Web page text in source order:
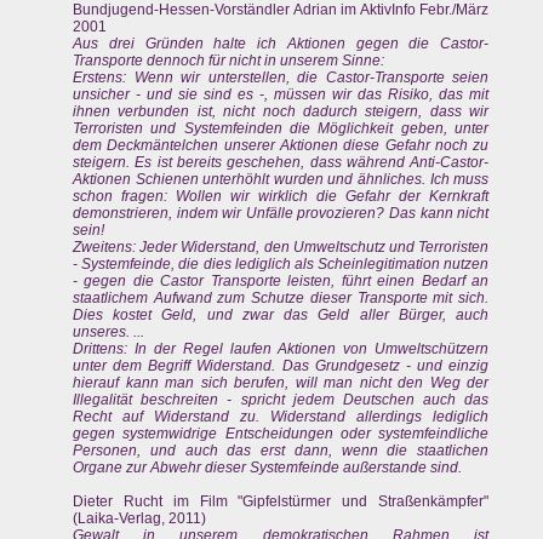
Bundjugend-Hessen-Vorständler Adrian im AktivInfo Febr./März
2001
Aus drei Gründen halte ich Aktionen gegen die Castor-
Transporte dennoch für nicht in unserem Sinne:
Erstens: Wenn wir unterstellen, die Castor-Transporte seien
unsicher - und sie sind es -, müssen wir das Risiko, das mit
ihnen verbunden ist, nicht noch dadurch steigern, dass wir
Terroristen und Systemfeinden die Möglichkeit geben, unter
dem Deckmäntelchen unserer Aktionen diese Gefahr noch zu
steigern. Es ist bereits geschehen, dass während Anti-Castor-
Aktionen Schienen unterhöhlt wurden und ähnliches. Ich muss
schon fragen: Wollen wir wirklich die Gefahr der Kernkraft
demonstrieren, indem wir Unfälle provozieren? Das kann nicht
sein!
Zweitens: Jeder Widerstand, den Umweltschutz und Terroristen
- Systemfeinde, die dies lediglich als Scheinlegitimation nutzen
- gegen die Castor Transporte leisten, führt einen Bedarf an
staatlichem Aufwand zum Schutze dieser Transporte mit sich.
Dies kostet Geld, und zwar das Geld aller Bürger, auch
unseres. ...
Drittens: In der Regel laufen Aktionen von Umweltschützern
unter dem Begriff Widerstand. Das Grundgesetz - und einzig
hierauf kann man sich berufen, will man nicht den Weg der
Illegalität beschreiten - spricht jedem Deutschen auch das
Recht auf Widerstand zu. Widerstand allerdings lediglich
gegen systemwidrige Entscheidungen oder systemfeindliche
Personen, und auch das erst dann, wenn die staatlichen
Organe zur Abwehr dieser Systemfeinde außerstande sind.
Dieter Rucht im Film "Gipfelstürmer und Straßenkämpfer"
(Laika-Verlag, 2011)